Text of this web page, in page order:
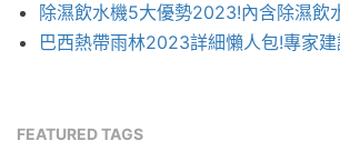
除濕飲水機5大優勢2023!內含除濕飲
巴西熱帶雨林2023詳細懶人包!專家建
FEATURED TAGS